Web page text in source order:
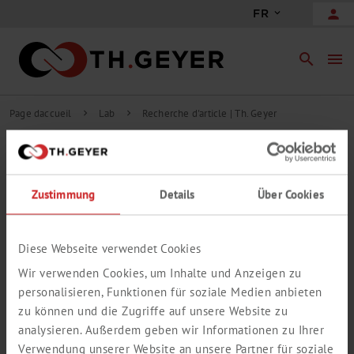
Zustimmung Details Über Cookies
Diese Webseite verwendet Cookies
Wir verwenden Cookies, um Inhalte und Anzeigen zu
personalisieren, Funktionen für soziale Medien anbieten
zu können und die Zugriffe auf unsere Website zu
analysieren. Außerdem geben wir Informationen zu Ihrer
Verwendung unserer Website an unsere Partner für soziale
FR person
search menu
Page daccueil chevron_right Lab chevron_right Recherche d'article | Th. Geyer
Recherche avancée
Site web
Votre recherche ne donna pas des résultats.